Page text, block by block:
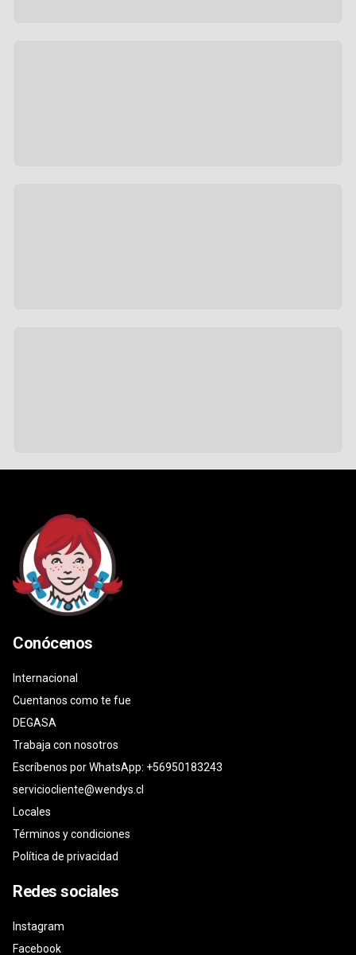
Conócenos
Internacional
Cuentanos como te fue
DEGASA
Trabaja con nosotros
Escríbenos por WhatsApp: +56950183243
serviciocliente@wendys.cl
Locales
Términos y condiciones
Política de privacidad
Redes sociales
Instagram
Facebook